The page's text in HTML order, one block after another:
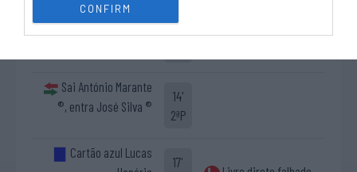
CONFIRM
Timeout SC Tomar
Sai António Marante
®, entra José Silva ®
14'
2ªP
Cartão azul Lucas
17'